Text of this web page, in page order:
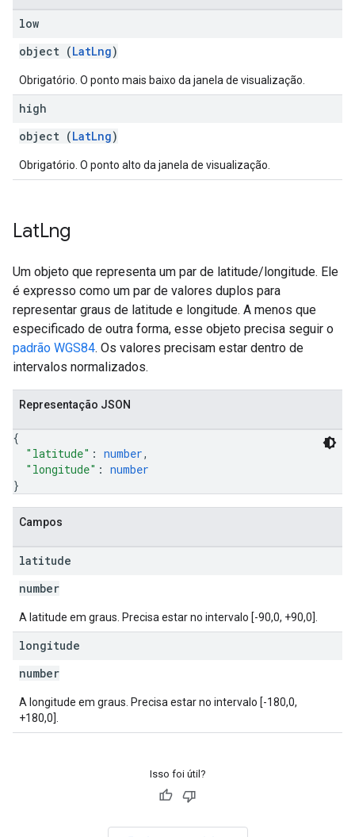
low
object (LatLng)
Obrigatório. O ponto mais baixo da janela de visualização.
high
object (LatLng)
Obrigatório. O ponto alto da janela de visualização.
LatLng
Um objeto que representa um par de latitude/longitude. Ele
é expresso como um par de valores duplos para
representar graus de latitude e longitude. A menos que
especificado de outra forma, esse objeto precisa seguir o
padrão WGS84. Os valores precisam estar dentro de
intervalos normalizados.
Representação JSON
{
"latitude" : number,
"longitude" : number
}
Campos
latitude
number
A latitude em graus. Precisa estar no intervalo [-90,0, +90,0].
longitude
number
A longitude em graus. Precisa estar no intervalo [-180,0,
+180,0].
Isso foi útil?